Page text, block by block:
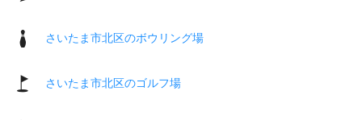
さいたま市北区のボウリング場
さいたま市北区のゴルフ場